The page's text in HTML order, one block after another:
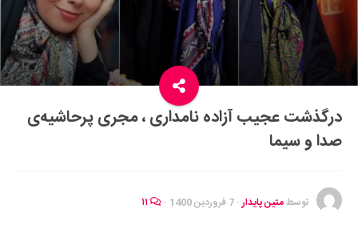
رستوران گردی
آشپزی
سفر و گردشگری
ایران گردی
جهان گردی
موفقیت و مهارت‌های فردی
درگذشت عجیب آزاده نامداری ، مجری پرحاشیه‌ی
صدا و سیما
توسطمتین پایدار· 7 فروردین 1400 ·